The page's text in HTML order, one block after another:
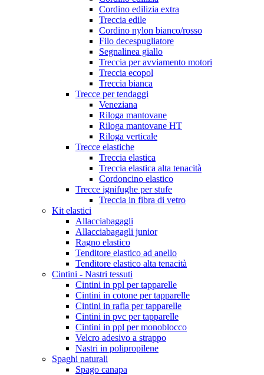
Cordino edilizia extra
Treccia edile
Cordino nylon bianco/rosso
Filo decespugliatore
Segnalinea giallo
Treccia per avviamento motori
Treccia ecopol
Treccia bianca
Trecce per tendaggi
Veneziana
Riloga mantovane
Riloga mantovane HT
Riloga verticale
Trecce elastiche
Treccia elastica
Treccia elastica alta tenacità
Cordoncino elastico
Trecce ignifughe per stufe
Treccia in fibra di vetro
Kit elastici
Allacciabagagli
Allacciabagagli junior
Ragno elastico
Tenditore elastico ad anello
Tenditore elastico alta tenacità
Cintini - Nastri tessuti
Cintini in ppl per tapparelle
Cintini in cotone per tapparelle
Cintini in rafia per tapparelle
Cintini in pvc per tapparelle
Cintini in ppl per monoblocco
Velcro adesivo a strappo
Nastri in polipropilene
Spaghi naturali
Spago canapa